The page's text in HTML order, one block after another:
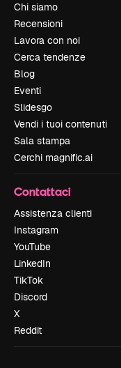
Chi siamo
Recensioni
Lavora con noi
Cerca tendenze
Blog
Eventi
Slidesgo
Vendi i tuoi contenuti
Sala stampa
Cerchi magnific.ai
Contattaci
Assistenza clienti
Instagram
YouTube
LinkedIn
TikTok
Discord
X
Reddit